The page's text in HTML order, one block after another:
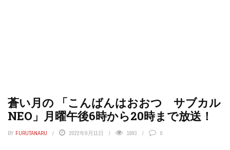
蒼い月の 「こんばんはおおつ サブカル
NEO」月曜午後6時から20時まで放送！
BY FURUTANARU 2022年9月11日 1993 0